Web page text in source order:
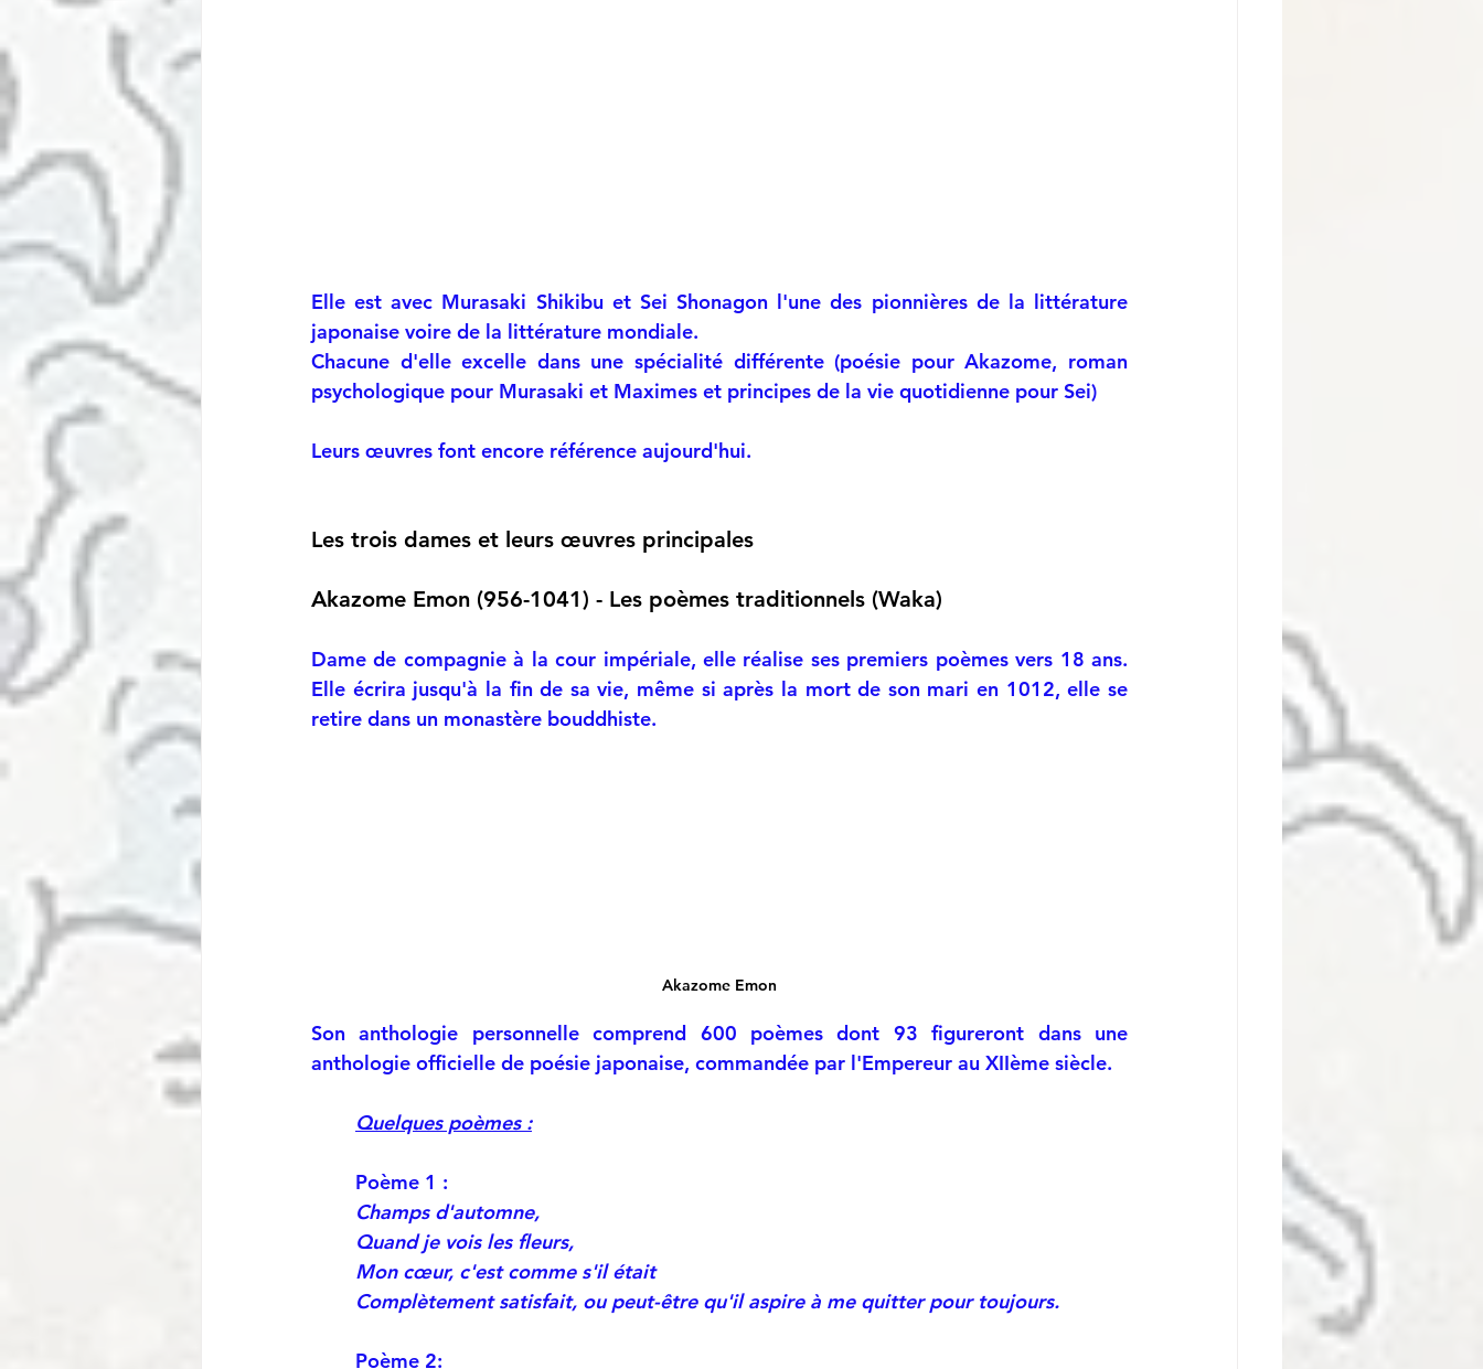
Elle est avec Murasaki Shikibu et Sei Shonagon l'une des pionnières de la littérature
japonaise voire de la littérature mondiale.
Chacune d'elle excelle dans une spécialité différente (poésie pour Akazome, roman
psychologique pour Murasaki et Maximes et principes de la vie quotidienne pour Sei)
Leurs œuvres font encore référence aujourd'hui.
Les trois dames et leurs œuvres principales
Akazome Emon (956-1041) - Les poèmes traditionnels (Waka)
Dame de compagnie à la cour impériale, elle réalise ses premiers poèmes vers 18 ans.
Elle écrira jusqu'à la fin de sa vie, même si après la mort de son mari en 1012, elle se
retire dans un monastère bouddhiste.
Akazome Emon
Son anthologie personnelle comprend 600 poèmes dont 93 figureront dans une
anthologie officielle de poésie japonaise, commandée par l'Empereur au XIIème siècle.
Quelques poèmes :
Poème 1 :
Champs d'automne,
Quand je vois les fleurs,
Mon cœur, c'est comme s'il était
Complètement satisfait, ou peut-être qu'il aspire à me quitter pour toujours.
Poème 2: